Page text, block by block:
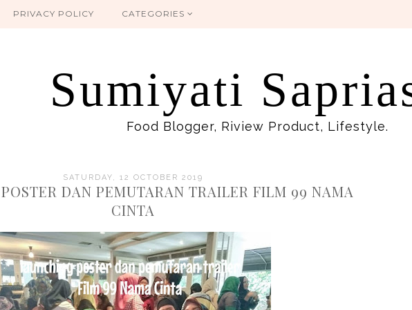
PRIVACY POLICY CATEGORIES
Sumiyati
Food Blogger, Riview Product, Lifestyle.
SATURDAY, 12 OCTOBER 2019
DAN PEMUTARAN TRAILER FILM 99 NAMA
CINTA